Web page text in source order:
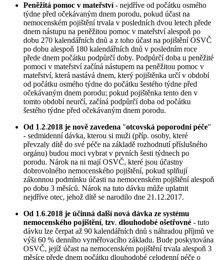
Peněžitá pomoc v mateřství- nejdříve od počátku osmého
týdne před očekávaným dnem porodu, pokud účast na
nemocenském pojištění trvala v posledních dvou letech přede
dnem nástupu na peněžitou pomoc v mateřství alespoň po
dobu 270 kalendářních dnů a z toho účast na pojištění OSVČ
po dobu alespoň 180 kalendářních dnů v posledním roce
přede dnem počátku podpůrčí doby. Podpůrčí doba u peněžité
pomoci v mateřství začíná nástupem na peněžitou pomoc v
mateřství, která nastává dnem, který pojištěnka určí v období
od počátku osmého týdne do počátku šestého týdne před
očekávaným dnem porodu; pokud pojištěnka tento den v
tomto období neurčí, začíná podpůrčí doba od počátku
šestého týdne před očekávaným dnem porodu.
Od 1.2.2018 je nově zavedena "otcovská poporodní péče"
- sedmidenní dávka, kterou si muži (příp. osoby, které
převzaly dítě do své péče na základě rozhodnutí příslušného
orgánu) budou moci vybrat v prvních šesti týdnech po
porodu. Nárok na ni mají OSVČ, které jsou účastny
dobrovolného nemocenského pojištění, pokud splňují
zákonnou podmínku účasti na nemocenském pojištění alespoň
po dobu 3 měsíců. Nárok na tuto dávku může uplatnit
nejdříve otec, jehož dítě se narodilo dne 21.12.2017.
Od 1.6.2018 je účinná další nová dávka ze systému
nemocenského pojištění, tzv. dlouhodobé ošetřovné - tuto
dávku lze čerpat až 90 kalendářních dnů s náhradou příjmů ve
výši 60 % denního vyměřovacího základu. Bude poskytována
OSVČ, jejíž účast na nemocenském pojištění trvala alespoň 3
měsíce přede dnem počátku dlouhodobé celodenní péče o